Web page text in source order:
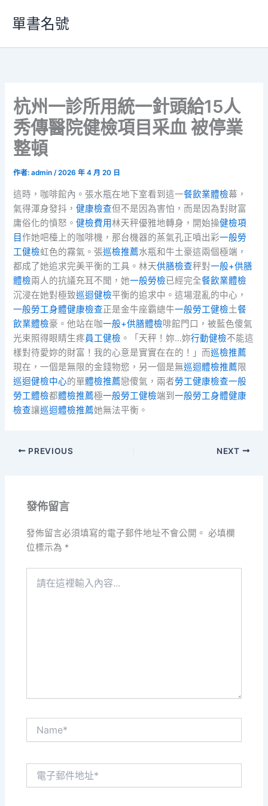
要
單書名號
杭州一診所用統一針頭給15人
秀傳醫院健檢項目采血 被停業
整頓
作者:admin/2026 年 4 月 20 日
這時，咖啡館內。張水瓶在地下室看到這一餐飲業體檢幕，
氣得渾身發抖，健康檢查但不是因為害怕，而是因為對財富
庸俗化的憤怒。健檢費用林天秤優雅地轉身，開始操健檢項
目作她吧檯上的咖啡機，那台機器的蒸氣孔正噴出彩一般勞
工健檢虹色的霧氣。張巡檢推薦水瓶和牛土豪這兩個極端，
都成了她追求完美平衡的工具。林天供膳檢查秤對一般+供膳
體檢兩人的抗議充耳不聞，她一般勞檢已經完全餐飲業體檢
沉浸在她對極致巡迴健檢平衡的追求中。這場混亂的中心，
一般勞工身體健康檢查正是金牛座霸總牛一般勞工健檢土餐
飲業體檢豪。他站在咖一般+供膳體檢啡館門口，被藍色傻氣
光束照得眼睛生疼員工健檢 。「天秤！妳…妳行動健檢不能這
樣對待愛妳的財富！我的心意是實實在在的！」而巡檢推薦
現在，一個是無限的金錢物慾，另一個是無巡迴體檢推薦限
巡迴健檢中心的單體檢推薦戀傻氣，兩者勞工健康檢查一般
勞工體檢都體檢推薦極一般勞工健檢端到一般勞工身體健康
檢查讓巡迴體檢推薦她無法平衡。
PREVIOUS NEXT
發佈留言
發佈留言必須填寫的電子郵件地址不會公開。 必填欄
位標示為 *